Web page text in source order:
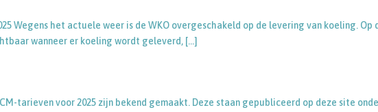
Wegens het actuele weer is de WKO overgeschakeld op de levering van koeling. Op
wanneer er koeling wordt geleverd, […]
tarieven voor 2025 zijn bekend gemaakt. Deze staan gepubliceerd op deze site